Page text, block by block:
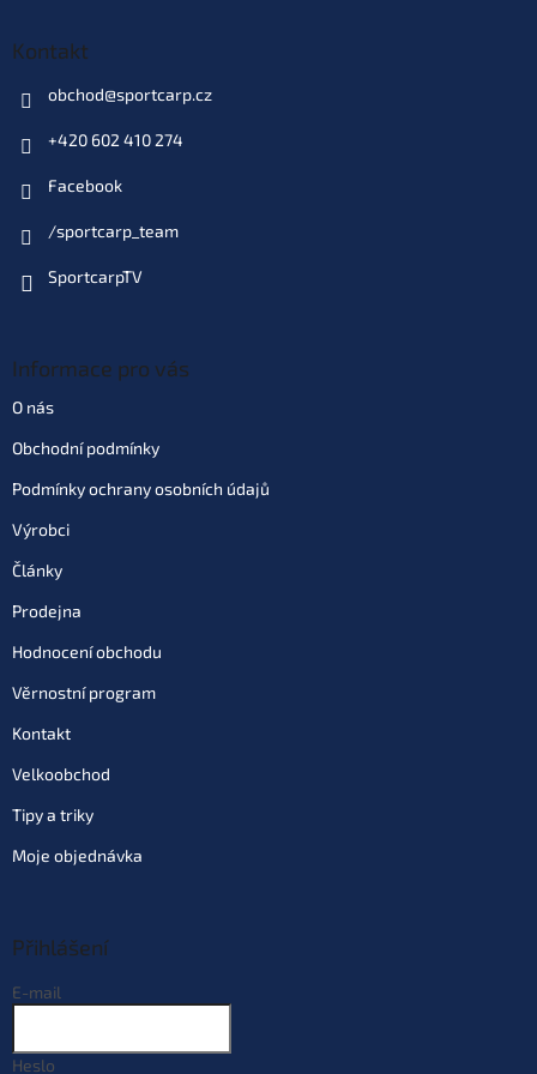
Kontakt
obchod@sportcarp.cz
+420 602 410 274
Facebook
/sportcarp_team
SportcarpTV
Informace pro vás
O nás
Obchodní podmínky
Podmínky ochrany osobních údajů
Výrobci
Články
Prodejna
Hodnocení obchodu
Věrnostní program
Kontakt
Velkoobchod
Tipy a triky
Moje objednávka
Přihlášení
E-mail
Heslo